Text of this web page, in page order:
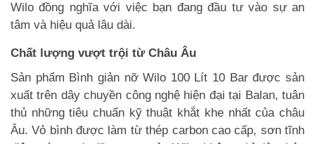
Wilo đồng nghĩa với việc bạn đang đầu tư vào sự an
tâm và hiệu quả lâu dài.
Chất lượng vượt trội từ Châu Âu
Sản phẩm Bình giản nỡ Wilo 100 Lít 10 Bar được sản
xuất trên dây chuyền công nghệ hiện đại tại Balan, tuân
thủ những tiêu chuẩn kỹ thuật khắt khe nhất của châu
Âu. Vỏ bình được làm từ thép carbon cao cấp, sơn tĩnh